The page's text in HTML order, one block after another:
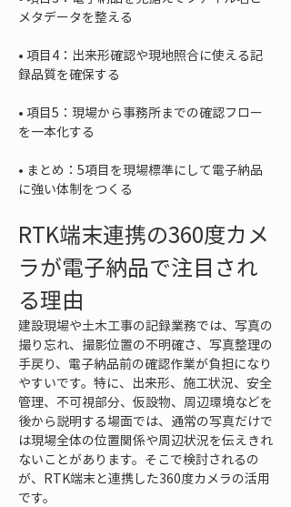
• 項目4：出来形確認や現地照合に使える記
• 項目5：現場から事務所までの確認フロー
• まとめ：5項目を現場標準にして電子納品
に強い体制をつくる
RTK端末連携の360度カメ
ラが電子納品で注目され
る理由
建設現場や土木工事の記録業務では、写真の
撮り忘れ、撮影位置の不明確さ、写真整理の
手戻り、電子納品前の確認作業が負担になり
やすいです。特に、出来形、施工状況、安全
管理、不可視部分、仮設物、周辺環境などを
後から説明する場面では、通常の写真だけで
は現場全体の位置関係や周辺状況を伝えきれ
ないことがあります。そこで検討されるの
が、RTK端末と連携した360度カメラの活用
です。